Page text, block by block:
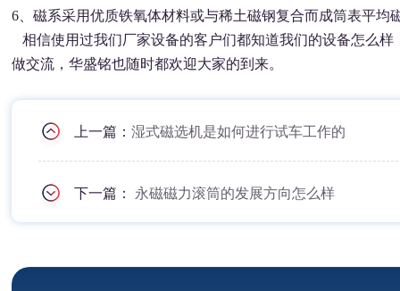
6、磁系采用优质铁氧体材料或与稀土磁钢复合而成筒表平均
相信使用过我们厂家设备的客户们都知道我们的设备怎么
做交流，华盛铭也随时都欢迎大家的到来。
上一篇：湿式磁选机是如何进行试车工作的
下一篇： 永磁磁力滚筒的发展方向怎么样